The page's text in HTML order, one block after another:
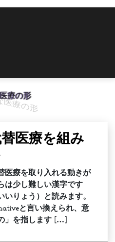
療の形
医療を組み
医療を取り入れる動きが
は少し難しい漢字です
りょう）と読みます。
と言い換えられ、意
」を指します […]